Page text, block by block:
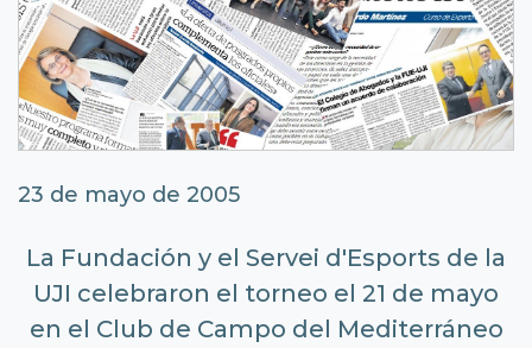
23 de mayo de 2005
La Fundación y el Servei d'Esports de la
UJI celebraron el torneo el 21 de mayo
en el Club de Campo del Mediterráneo